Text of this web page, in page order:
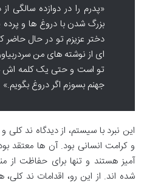
«پدرم را در دوازده سالگی
بزرگ شدن با دروغ ها و
دختر عزیزم تو در حال حاضر
ای از نوشته های من
تو است و حتی یک کلمه
جهنم بسوزم اگر دروغ بگویم.»
این نبرد با سیستم، از دیدگاه ند کلی
و کرامت انسانی بود. آن ها معتقد
آمیز هستند و تنها برای حفاظت از
شده اند. از این رو، اقدامات ند